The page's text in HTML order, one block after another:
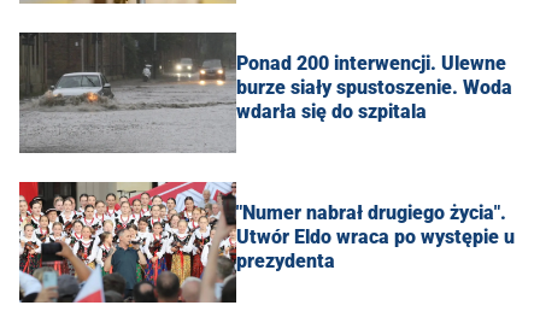
Ponad 200 interwencji. Ulewne
burze siały spustoszenie. Woda
wdarła się do szpitala
"Numer nabrał drugiego życia".
Utwór Eldo wraca po występie u
prezydenta